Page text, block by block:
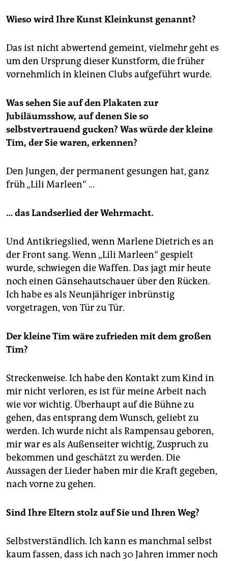
Wieso wird Ihre Kunst Kleinkunst genannt?
Das ist nicht abwertend gemeint, vielmehr geht es
um den Ursprung dieser Kunstform, die früher
vornehmlich in kleinen Clubs aufgeführt wurde.
Was sehen Sie auf den Plakaten zur
Jubiläumsshow, auf denen Sie so
selbstvertrauend gucken? Was würde der kleine
Tim, der Sie waren, erkennen?
Den Jungen, der permanent gesungen hat, ganz
früh „Lili Marleen“ …
…das Landserlied der Wehrmacht.
Und Antikriegslied, wenn Marlene Dietrich es an
der Front sang. Wenn „Lili Marleen“ gespielt
wurde, schwiegen die Waffen. Das jagt mir heute
noch einen Gänsehautschauer über den Rücken.
Ich habe es als Neunjähriger inbrünstig
vorgetragen, von Tür zu Tür.
Der kleine Tim wäre zufrieden mit dem großen
Tim?
Streckenweise. Ich habe den Kontakt zum Kind in
mir nicht verloren, es ist für meine Arbeit nach
wie vor wichtig. Überhaupt auf die Bühne zu
gehen, das entsprang dem Wunsch, geliebt zu
werden. Ich wurde nicht als Rampensau geboren,
mir war es als Außenseiter wichtig, Zuspruch zu
bekommen und geschätzt zu werden. Die
Aussagen der Lieder haben mir die Kraft gegeben,
nach vorne zu gehen.
Sind Ihre Eltern stolz auf Sie und Ihren Weg?
Selbstverständlich. Ich kann es manchmal selbst
kaum fassen, dass ich nach 30 Jahren immer noch